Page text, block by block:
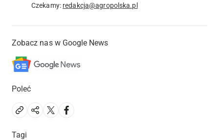
Czekamy: redakcja@agropolska.pl
Zobacz nas w Google News
Poleć
Tagi